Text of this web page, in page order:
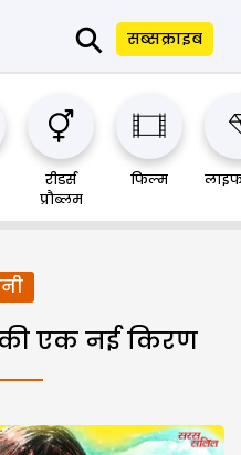
⚲ सब्सक्राइब
रीडर्स
प्रौब्लम
फिल्म
की एक नई किरण